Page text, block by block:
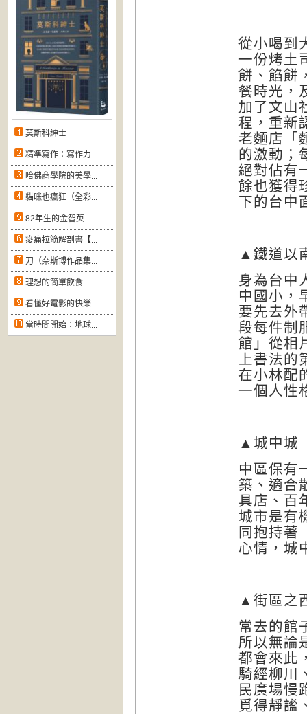
莫斯科紳士
精準寫作：寫作力...
哈佛商學院的美學...
貓咪也瘋狂（全彩...
82年生的金智英
痠痛拉筋解剖書【...
刀（奈斯博作品集...
理想的簡單飲食
看懂好電影的快樂...
當時間開始：地球...
從小喝到
一份烤土
餅、餡餅
餐時光，
加了文山
程，重新
老麵店「
的激動；
絕對佔有
餘也獲得
下的台中
▲鐵道以
身為台中
中國小，
要先去外
段每件制
館」從相
上書法
在小林配
一個人性
▲城中城
中區保有
築、適合
具店、百
城市是有
同抱持著
心情，城
▲街區之
常去的館
所以無論
都會來此
騎經柳川
民廣場
覓得靜謐